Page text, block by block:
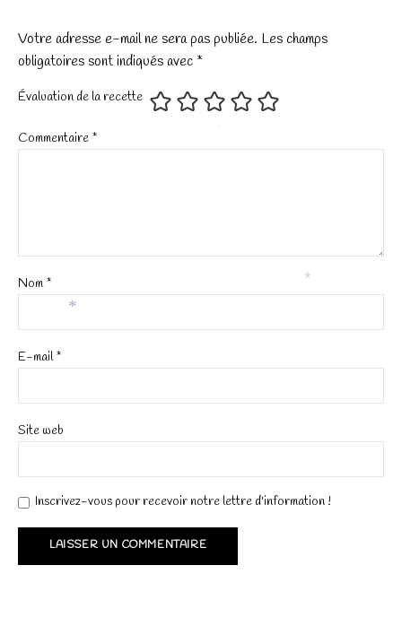
Votre adresse e-mail ne sera pas publiée. Les champs
obligatoires sont indiqués avec *
Évaluation de la recette
Commentaire *
Nom*
E-mail*
Site web
Inscrivez-vous pour recevoir notre lettre d'information !
*
*
*